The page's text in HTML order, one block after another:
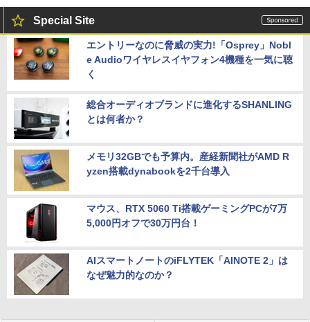
Special Site
エントリーなのに脅威の実力!「Osprey」Nobl
e Audioワイヤレスイヤフォン4機種を一気に聴
く
総合オーディオブランドに進化するSHANLING
とは何者か？
メモリ32GBでも予算内。産経新聞社がAMD R
yzen搭載dynabookを2千台導入
マウス、RTX 5060 Ti搭載ゲーミングPCが7万
5,000円オフで30万円台！
AIスマートノートのiFLYTEK「AINOTE 2」は
なぜ魅力的なのか？